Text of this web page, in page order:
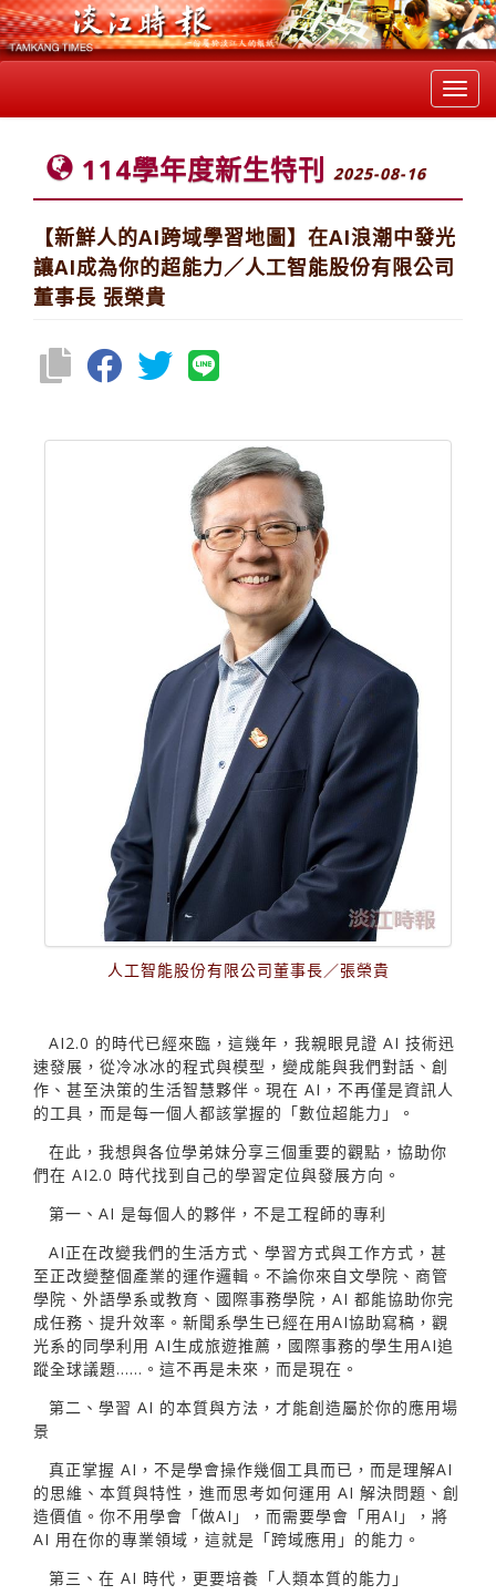
114學年度新生特刊 2025-08-16
【新鮮人的AI跨域學習地圖】在AI浪潮中發光
讓AI成為你的超能力／人工智能股份有限公司
董事長 張榮貴
人工智能股份有限公司董事長／張榮貴
AI2.0 的時代已經來臨，這幾年，我親眼見證 AI 技術迅
速發展，從冷冰冰的程式與模型，變成能與我們對話、創
作、甚至決策的生活智慧夥伴。現在 AI，不再僅是資訊人
的工具，而是每一個人都該掌握的「數位超能力」。
在此，我想與各位學弟妹分享三個重要的觀點，協助你
們在 AI2.0 時代找到自己的學習定位與發展方向。
第一、AI 是每個人的夥伴，不是工程師的專利
AI正在改變我們的生活方式、學習方式與工作方式，甚
至正改變整個產業的運作邏輯。不論你來自文學院、商管
學院、外語學系或教育、國際事務學院，AI 都能協助你完
成任務、提升效率。新聞系學生已經在用AI協助寫稿，觀
光系的同學利用 AI生成旅遊推薦，國際事務的學生用AI追
蹤全球議題……。這不再是未來，而是現在。
第二、學習 AI 的本質與方法，才能創造屬於你的應用場
景
真正掌握 AI，不是學會操作幾個工具而已，而是理解AI
的思維、本質與特性，進而思考如何運用 AI 解決問題、創
造價值。你不用學會「做AI」，而需要學會「用AI」，將
AI 用在你的專業領域，這就是「跨域應用」的能力。
第三、在 AI 時代，更要培養「人類本質的能力」